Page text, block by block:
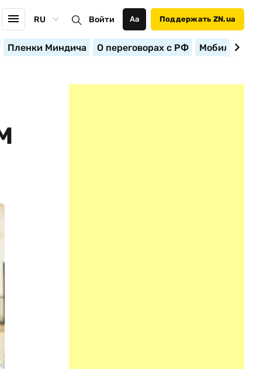
RU Войти Аа Поддержать ZN.ua
Пленки Миндича О переговорах с РФ